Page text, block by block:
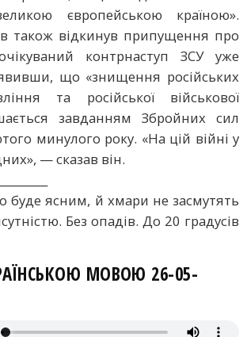
європейською країною».
також відкинув припущення про
контрнаступ ЗСУ уже
що «знищення російських
та російської військової
завданням Збройних сил
минулого року. «На цій війні у
— сказав він.
буде ясним, й хмари не засмутять
Без опадів. До 20 градусів
МОВОЮ 26-05-